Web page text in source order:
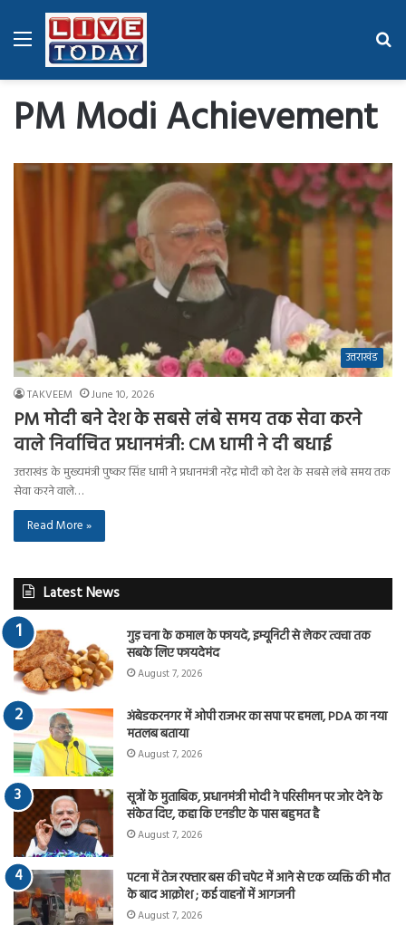
Menu
PM Modi Achievement
उत्तराखंड
TAKVEEM June 10, 2026
PM मोदी बने देश के सबसे लंबे समय तक सेवा करने
वाले निर्वाचित प्रधानमंत्री: CM धामी ने दी बधाई
उत्तराखंड के मुख्यमंत्री पुष्कर सिंह धामी ने प्रधानमंत्री नरेंद्र मोदी को देश के सबसे लंबे समय तक
सेवा करने वाले…
Read More »
Latest News
गुड़ चना के कमाल के फायदे, इम्यूनिटी से लेकर त्वचा तक
सबके लिए फायदेमंद
August 7, 2026
अंबेडकरनगर में ओपी राजभर का सपा पर हमला, PDA का नया
मतलब बताया
August 7, 2026
सूत्रों के मुताबिक, प्रधानमंत्री मोदी ने परिसीमन पर जोर देने के
संकेत दिए, कहा कि एनडीए के पास बहुमत है
August 7, 2026
पटना में तेज रफ्तार बस की चपेट में आने से एक व्यक्ति की मौत
के बाद आक्रोश ; कई वाहनों में आगजनी
August 7, 2026